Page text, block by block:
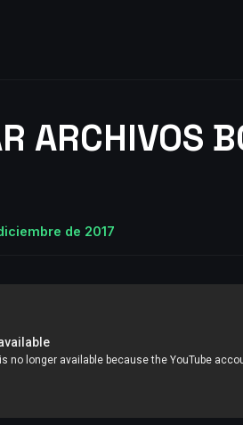
ARCHIVOS
de 2017